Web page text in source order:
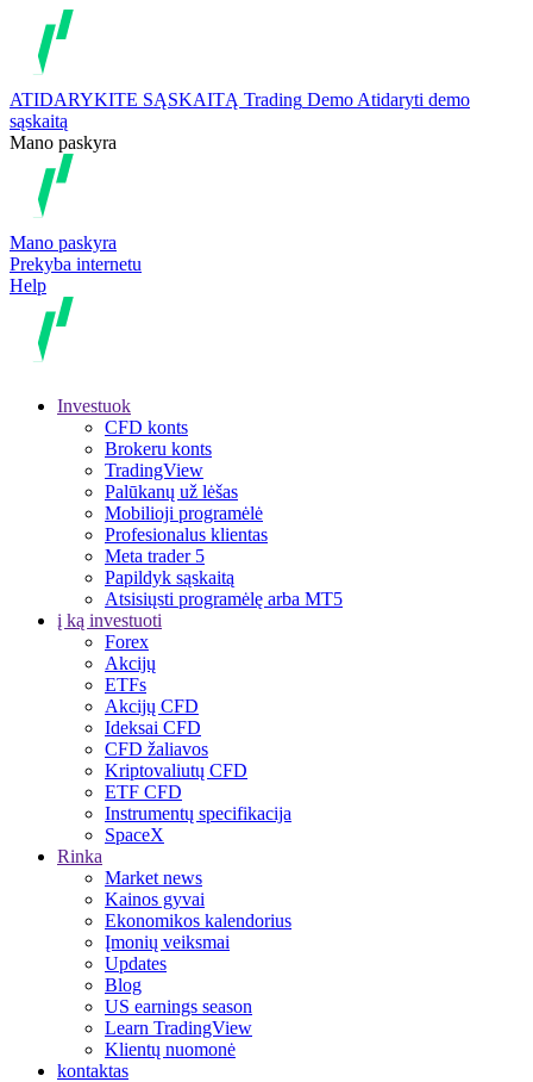
ATIDARYKITE SĄSKAITĄ Trading Demo Atidaryti demo
sąskaitą
Mano paskyra
Mano paskyra
Prekyba internetu
Help
Investuok
CFD konts
Brokeru konts
TradingView
Palūkanų už lėšas
Mobilioji programėlė
Profesionalus klientas
Meta trader 5
Papildyk sąskaitą
Atsisiųsti programėlę arba MT5
į ką investuoti
Forex
Akcijų
ETFs
Akcijų CFD
Ideksai CFD
CFD žaliavos
Kriptovaliutų CFD
ETF CFD
Instrumentų specifikacija
SpaceX
Rinka
Market news
Kainos gyvai
Ekonomikos kalendorius
Įmonių veiksmai
Updates
Blog
US earnings season
Learn TradingView
Klientų nuomonė
kontaktas